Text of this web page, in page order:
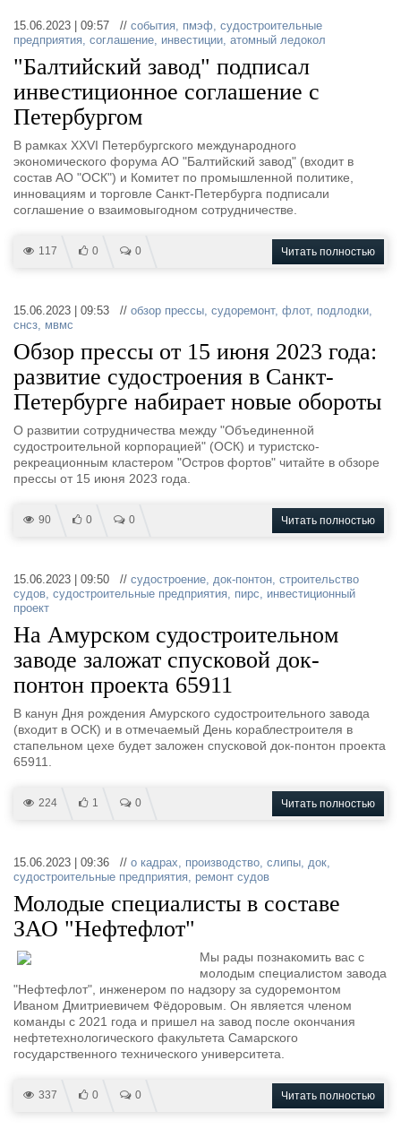
15.06.2023 | 09:57 // события, пмэф, судостроительные
предприятия, соглашение, инвестиции, атомный ледокол
"Балтийский завод" подписал
инвестиционное соглашение с
Петербургом
В рамках XXVI Петербургского международного
экономического форума АО "Балтийский завод" (входит в
состав АО "ОСК") и Комитет по промышленной политике,
инновациям и торговле Санкт-Петербурга подписали
соглашение о взаимовыгодном сотрудничестве.
117 0 0 Читать полностью
15.06.2023 | 09:53 // обзор прессы, судоремонт, флот, подлодки,
снсз, мвмс
Обзор прессы от 15 июня 2023 года:
развитие судостроения в Санкт-
Петербурге набирает новые обороты
О развитии сотрудничества между "Объединенной
судостроительной корпорацией" (ОСК) и туристско-
рекреационным кластером "Остров фортов" читайте в обзоре
прессы от 15 июня 2023 года.
90 0 0 Читать полностью
15.06.2023 | 09:50 // судостроение, док-понтон, строительство
судов, судостроительные предприятия, пирс, инвестиционный
проект
На Амурском судостроительном
заводе заложат спусковой док-
понтон проекта 65911
В канун Дня рождения Амурского судостроительного завода
(входит в ОСК) и в отмечаемый День кораблестроителя в
стапельном цехе будет заложен спусковой док-понтон проекта
65911.
224 1 0 Читать полностью
15.06.2023 | 09:36 // о кадрах, производство, слипы, док,
судостроительные предприятия, ремонт судов
Молодые специалисты в составе
ЗАО "Нефтефлот"
Мы рады познакомить вас с
молодым специалистом завода
"Нефтефлот", инженером по надзору за судоремонтом
Иваном Дмитриевичем Фёдоровым. Он является членом
команды с 2021 года и пришел на завод после окончания
нефтетехнологического факультета Самарского
государственного технического университета.
337 0 0 Читать полностью